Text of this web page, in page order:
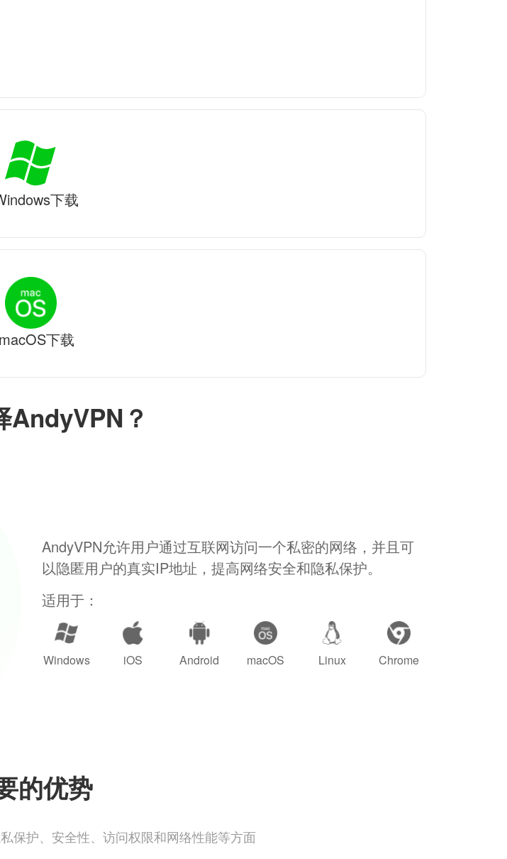
AndyVPN？
AndyVPN允许用户通过互联网访问一个私密的网络，并且可
以隐匿用户的真实IP地址，提高网络安全和隐私保护。
适用于：
Windows iOS Android macOS Linux Chrome
的优势
保护、安全性、访问权限和网络性能等方面
下载
macOS下载